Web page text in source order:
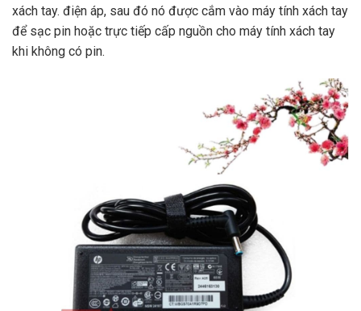
xách tay. điện áp, sau đó nó được cắm vào máy tính xách tay
để sạc pin hoặc trực tiếp cấp nguồn cho máy tính xách tay
khi không có pin.